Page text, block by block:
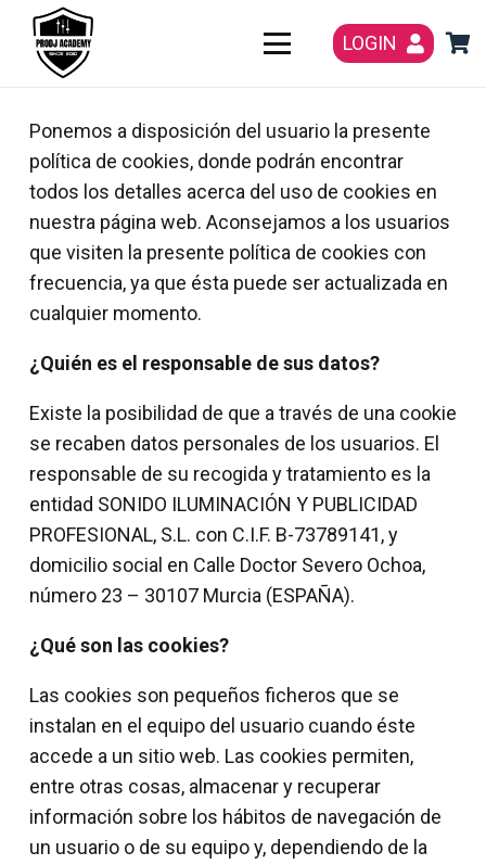
LOGIN
Ponemos a disposición del usuario la presente
política de cookies, donde podrán encontrar
todos los detalles acerca del uso de cookies en
nuestra página web. Aconsejamos a los usuarios
que visiten la presente política de cookies con
frecuencia, ya que ésta puede ser actualizada en
cualquier momento.
¿Quién es el responsable de sus datos?
Existe la posibilidad de que a través de una cookie
se recaben datos personales de los usuarios. El
responsable de su recogida y tratamiento es la
entidad SONIDO ILUMINACIÓN Y PUBLICIDAD
PROFESIONAL, S.L. con C.I.F. B-73789141, y
domicilio social en Calle Doctor Severo Ochoa,
número 23 – 30107 Murcia (ESPAÑA).
¿Qué son las cookies?
Las cookies son pequeños ficheros que se
instalan en el equipo del usuario cuando éste
accede a un sitio web. Las cookies permiten,
entre otras cosas, almacenar y recuperar
información sobre los hábitos de navegación de
un usuario o de su equipo y, dependiendo de la